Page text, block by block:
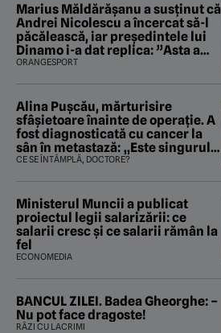
Marius Măldărăşanu a susţinut că
Andrei Nicolescu a încercat să-l
păcălească, iar preşedintele lui
Dinamo i-a dat replica: ”Asta a
fost istoria”
ORANGESPORT
Alina Pușcău, mărturisire
sfâșietoare înainte de operație. A
fost diagnosticată cu cancer la
sân în metastază: „Este singurul
tratament care o să mă ajute să
CE SE ÎNTÂMPLĂ, DOCTORE?
Ministerul Muncii a publicat
proiectul legii salarizării: ce
salarii cresc și ce salarii rămân la
fel
ECONOMEDIA
BANCUL ZILEI. Badea Gheorghe: –
Nu pot face dragoste!
RÂZI CU LACRIMI